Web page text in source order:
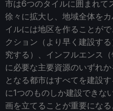
市は6つのタイルに囲まれて
徐々に拡大し、地域全体を
イルには地区を作ることが
クション（より早く建設す
究する）、インフルエンス
に必要な主要資源のいずれ
となる都市はすべてを建設
に1つのものしか建設できな
画を立てることが重要になる